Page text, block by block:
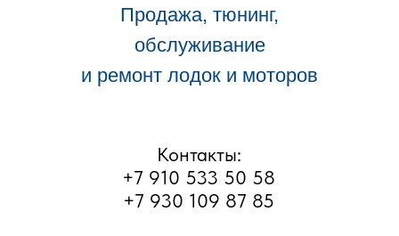
г. Рыбинск, улица Большая
Тоговщинская, д.16б
Часы работы: Пн-Сб с 9 до 18
Контакты:
+7 910 533 50 58